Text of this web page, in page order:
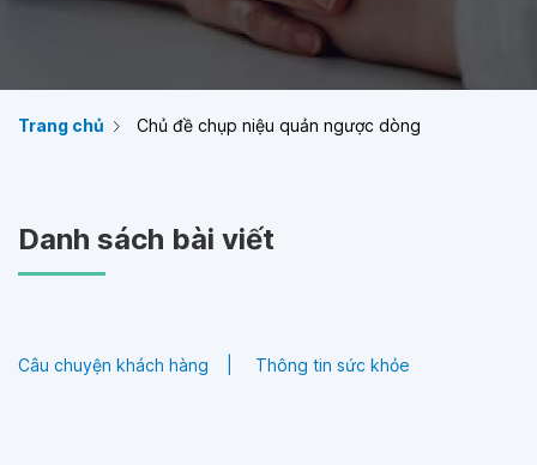
Trang chủ Chủ đề chụp niệu quản ngược dòng
Danh sách bài viết
Câu chuyện khách hàng Thông tin sức khỏe